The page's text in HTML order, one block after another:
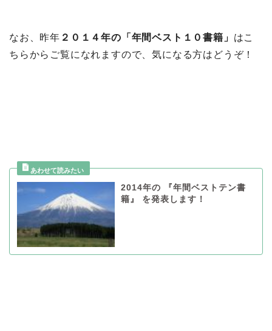
なお、昨年 ２０１４年の「年間ベスト１０書籍」 はこ
ちらからご覧になれますので、気になる方はどうぞ！
2014年の 『年間ベストテン書
籍』 を発表します！